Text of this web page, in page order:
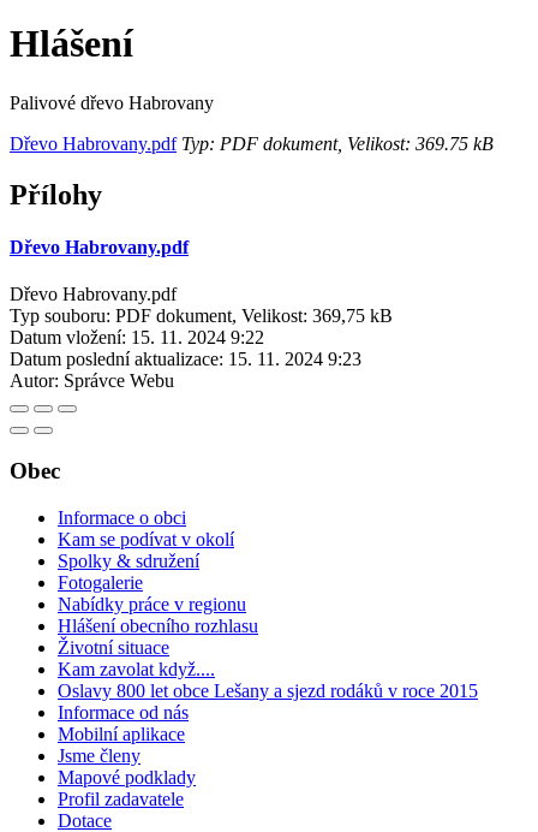
Hlášení
Palivové dřevo Habrovany
Dřevo Habrovany.pdfTyp: PDF dokument, Velikost: 369.75 kB
Přílohy
Dřevo Habrovany.pdf
Dřevo Habrovany.pdf
Typ souboru: PDF dokument, Velikost: 369,75 kB
Datum vložení: 15. 11. 2024 9:22
Datum poslední aktualizace: 15. 11. 2024 9:23
Autor: Správce Webu
Obec
Informace o obci
Kam se podívat v okolí
Spolky & sdružení
Fotogalerie
Nabídky práce v regionu
Hlášení obecního rozhlasu
Životní situace
Kam zavolat když....
Oslavy 800 let obce Lešany a sjezd rodáků v roce 2015
Informace od nás
Mobilní aplikace
Jsme členy
Mapové podklady
Profil zadavatele
Dotace